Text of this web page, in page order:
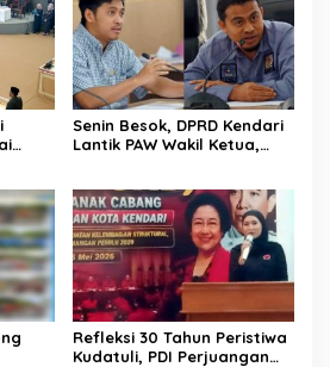
Senin Besok, DPRD Kendari
Lantik PAW Wakil Ketua,
Refleksi 30 Tahun Peristiwa
Kudatuli, PDI Perjuangan